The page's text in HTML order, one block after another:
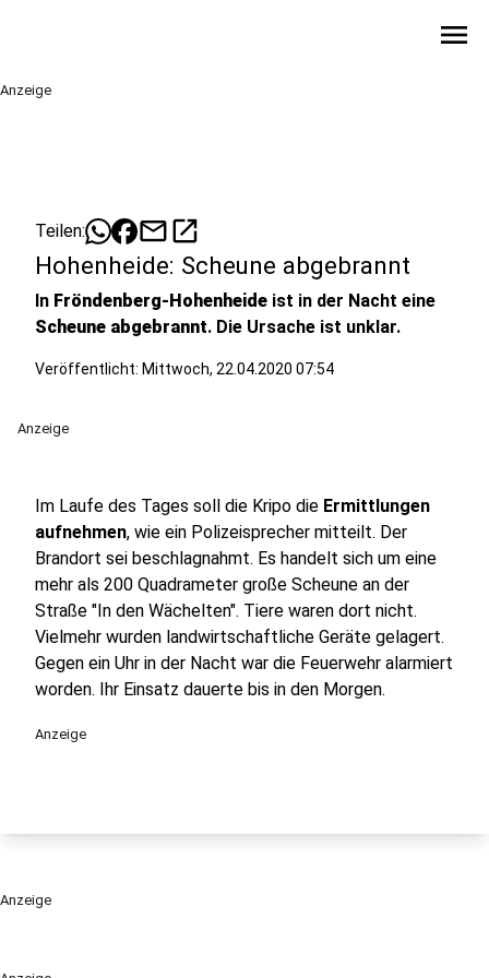
menu
Anzeige
Teilen: mailopen_in_new
Hohenheide: Scheune abgebrannt
In Fröndenberg-Hohenheide ist in der Nacht eine
Scheune abgebrannt. Die Ursache ist unklar.
Veröffentlicht: Mittwoch, 22.04.2020 07:54
Anzeige
Im Laufe des Tages soll die Kripo die Ermittlungen
aufnehmen, wie ein Polizeisprecher mitteilt. Der
Brandort sei beschlagnahmt. Es handelt sich um eine
mehr als 200 Quadrameter große Scheune an der
Straße "In den Wächelten". Tiere waren dort nicht.
Vielmehr wurden landwirtschaftliche Geräte gelagert.
Gegen ein Uhr in der Nacht war die Feuerwehr alarmiert
worden. Ihr Einsatz dauerte bis in den Morgen.
Anzeige
Anzeige